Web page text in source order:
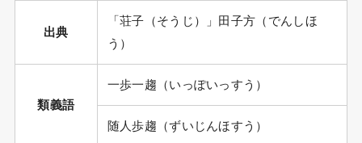
出典
「荘子（そうじ）」田子方（でんしほ
う）
類義語
一歩一趨（いっぽいっすう）
随人歩趨（ずいじんほすう）